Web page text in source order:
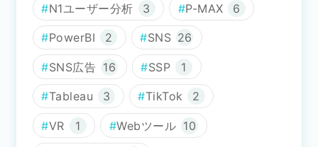
N1ユーザー分析 3 P-MAX 6
PowerBI 2 SNS 26
SNS広告 16 SSP 1
Tableau 3 TikTok 2
VR 1 Webツール 10